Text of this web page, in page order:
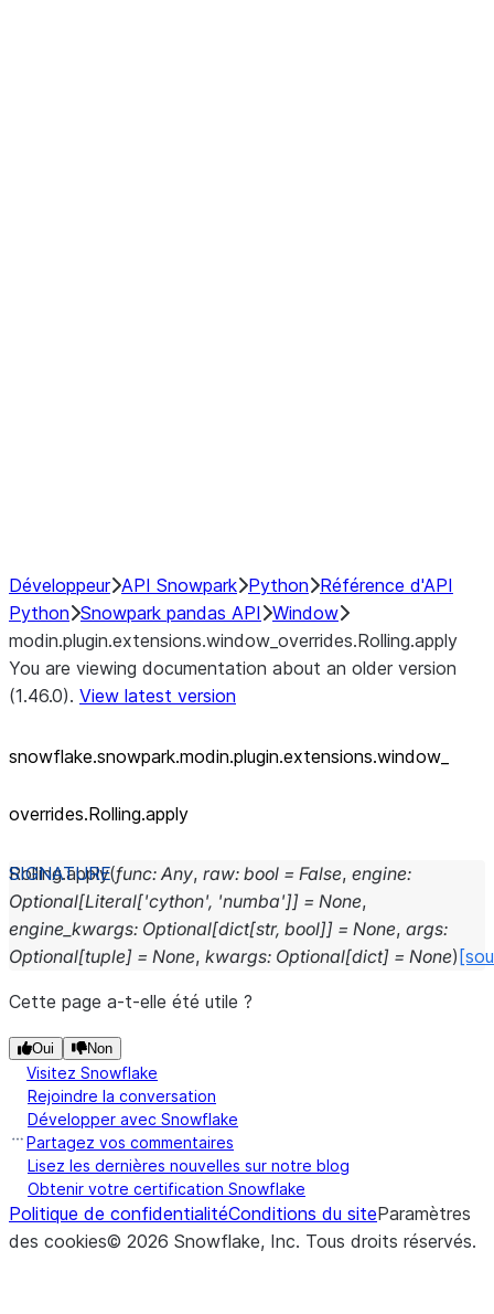
Développeur API Snowpark Python Référence d'API
Python Snowpark pandas API Window
modin.plugin.extensions.window_overrides.Rolling.apply
You are viewing documentation about an older version
(1.46.0). View latest version
snowflake.snowpark.modin.plugin.extensions.window_
overrides.Rolling.apply
Rolling.apply(func: Any, raw: bool = False, engine:
Optional[Literal['cython', 'numba']] = None,
engine_kwargs: Optional[dict[str, bool]] = None, args:
Optional[tuple] = None, kwargs: Optional[dict] = None)
Cette page a-t-elle été utile ?
Oui Non
Visitez Snowflake
Rejoindre la conversation
Développer avec Snowflake
Partagez vos commentaires
Lisez les dernières nouvelles sur notre blog
Obtenir votre certification Snowflake
Politique de confidentialitéConditions du siteParamètres
des cookies© 2026 Snowflake, Inc. Tous droits réservés.